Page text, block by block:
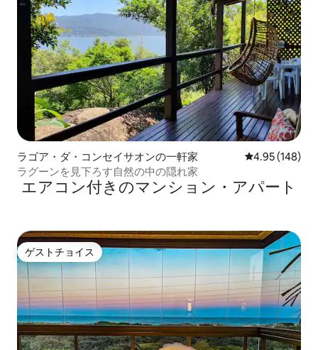
ラゴア・ダ・コンセイサオンの一軒家 レビュー148
4.95 (148)
ラグーンを見下ろす自然の中の隠れ家
エアコン付きのマンション・アパート
ゲストチョイス
ゲストチョイス